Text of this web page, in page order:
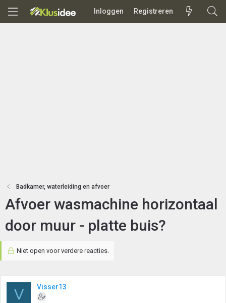
Inloggen Registreren
Badkamer, waterleiding en afvoer
Afvoer wasmachine horizontaal
door muur - platte buis?
Niet open voor verdere reacties.
V Visser13